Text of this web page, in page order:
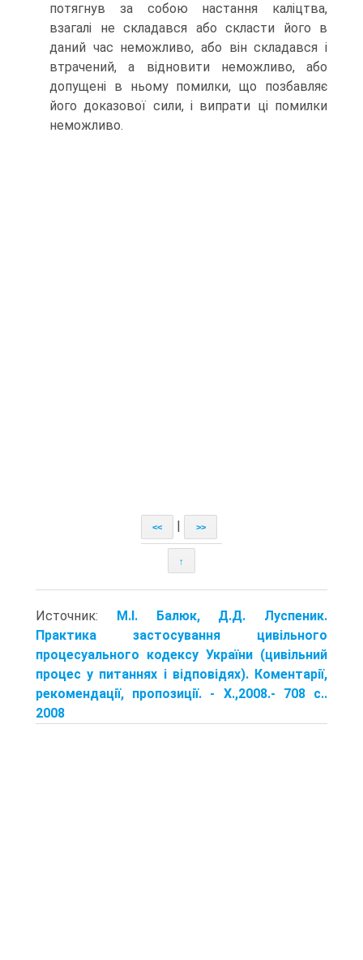
потягнув за собою настання каліцтва,
взагалі не складався або скласти його в
даний час неможливо, або він складався і
втрачений, а відновити неможливо, або
допущені в ньому помилки, що позбавляє
його доказової сили, і випрати ці помилки
неможливо.
<< >>
↑
Источник: М.І. Балюк, Д.Д. Луспеник.
Практика застосування цивільного
процесуального кодексу України (цивільний
процес у питаннях і відповідях). Коментарії,
рекомендації, пропозиції. - X.,2008.- 708 с..
2008